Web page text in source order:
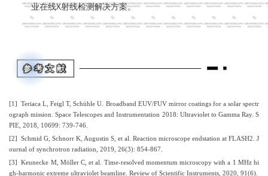
业在线X射线检测解决方案。
参考文献
[1] Teriaca L, Feigl T, Schühle U. Broadband EUV/FUV mirror coatings for a solar spectr
ograph mission. Space Telescopes and Instrumentation 2018: Ultraviolet to Gamma Ray. S
PIE, 2018, 10699: 739-746.
[2] Schmid G, Schnorr K, Augustin S, et al. Reaction microscope endstation at FLASH2. J
ournal of synchrotron radiation, 2019, 26(3): 854-867.
[3] Keunecke M, Möller C, et al. Time-resolved momentum microscopy with a 1 MHz hi
gh-harmonic extreme ultraviolet beamline. Review of Scientific Instruments, 2020, 91(6).